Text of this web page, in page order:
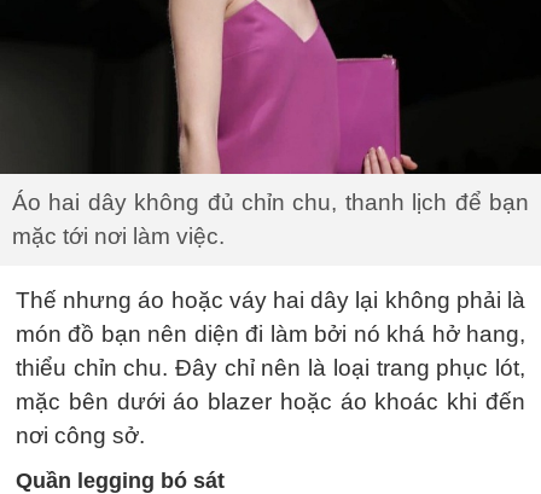
Áo hai dây không đủ chỉn chu, thanh lịch để bạn
mặc tới nơi làm việc.
Thế nhưng áo hoặc váy hai dây lại không phải là
món đồ bạn nên diện đi làm bởi nó khá hở hang,
thiểu chỉn chu. Đây chỉ nên là loại trang phục lót,
mặc bên dưới áo blazer hoặc áo khoác khi đến
nơi công sở.
Quần legging bó sát